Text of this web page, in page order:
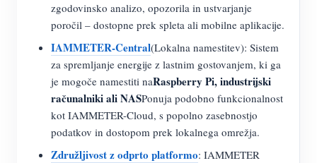
zgodovinsko analizo, opozorila in ustvarjanje
poročil – dostopne prek spleta ali mobilne aplikacije.
IAMMETER-Central(Lokalna namestitev): Sistem
za spremljanje energije z lastnim gostovanjem, ki ga
je mogoče namestiti naRaspberry Pi, industrijski
računalniki ali NASPonuja podobno funkcionalnost
kot IAMMETER-Cloud, s popolno zasebnostjo
podatkov in dostopom prek lokalnega omrežja.
Združljivost z odprto platformo: IAMMETER